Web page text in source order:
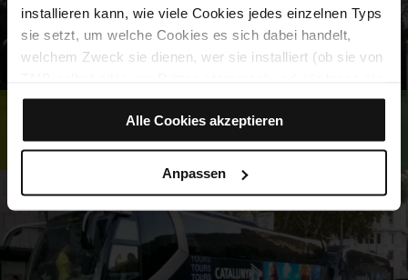
installieren kann, wie viele Cookies jedes einzelnen Typs
sie setzt, um welche Cookies es sich dabei handelt,
welchem Zweck sie dienen, wer sie installiert (ob sie von
auf dem Browser verbleiben.
Wenn im Cookie-Feld (0) angezeigt wird, bedeutet dies,
dass keine Cookies dieses Typs gesetzt wurden.
Wenn Sie die Option „Alle Cookies akzeptieren“ wählen,
Browser.
Mit dem Auswahlfeld rechts neben den einzelnen Cookie-
Typen können Sie angeben, ob Sie die Installation dieser
Alle Cookies akzeptieren
Anpassen
Barcelona Bus Turístic